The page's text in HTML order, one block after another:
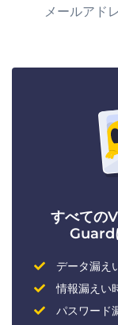
メールアド
すべての
Guard
データ漏え
情報漏えい
パスワード